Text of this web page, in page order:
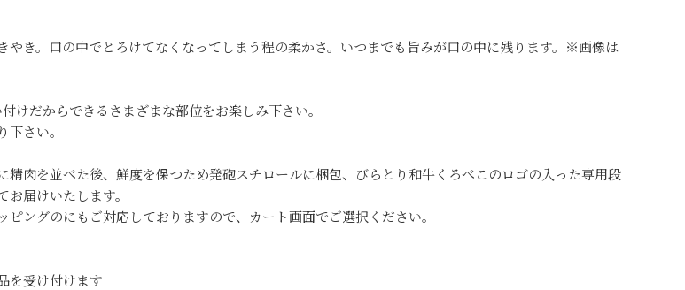
やき。口の中でとろけてなくなってしまう程の柔かさ。いつまでも旨みが口の中に残ります。※画像は
けだからできるさまざまな部位をお楽しみ下さい。
さい。
精肉を並べた後、鮮度を保つため発砲スチロールに梱包、びらとり和牛くろべこのロゴの入った専用段
届けいたします。
ピングのにもご対応しておりますので、カート画面でご選択ください。
を受け付けます